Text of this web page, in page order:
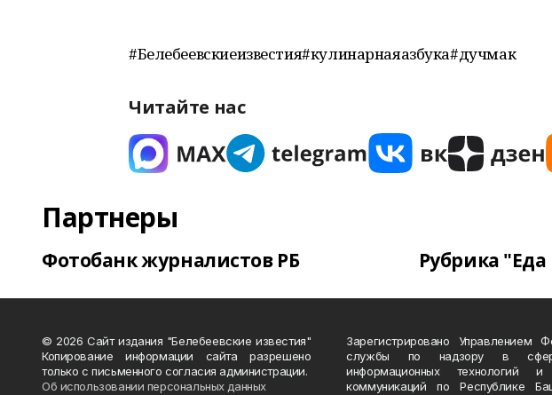
#Белебеевскиеизвестия#кулинарнаяазбука#дучмак
Читайте нас
Партнеры
Фотобанк журналистов РБ Рубрика
© 2026 Сайт издания "Белебеевские известия"
Копирование информации сайта разрешено
только с письменного согласия администрации.
Об использовании персональных данных
Зарегистрировано Управлением
службы по надзору в
информационных технологий
коммуникаций по Республике